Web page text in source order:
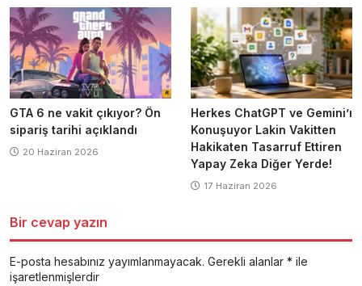
GTA 6 ne vakit çıkıyor? Ön
sipariş tarihi açıklandı
20 Haziran 2026
Herkes ChatGPT ve Gemini’ı
Konuşuyor Lakin Vakitten
Hakikaten Tasarruf Ettiren
Yapay Zeka Diğer Yerde!
17 Haziran 2026
Bir cevap yazın
E-posta hesabınız yayımlanmayacak. Gerekli alanlar * ile
işaretlenmişlerdir